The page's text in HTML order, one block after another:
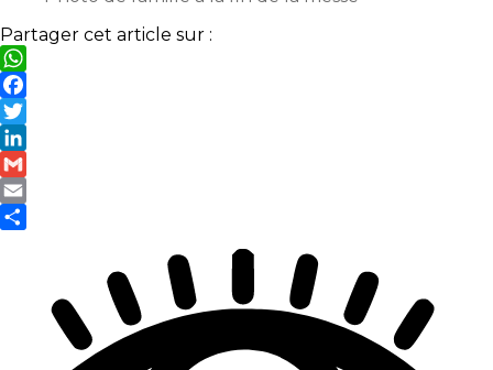
Partager cet article sur :
WhatsApp
Facebook
Twitter
LinkedIn
Gmail
Email